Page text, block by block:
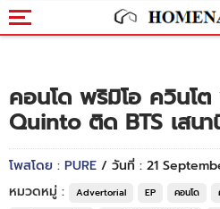
คอนโด พริมิโอ ควินโ
Quinto ติด BTS เสน
โพสโดย : PURE / วันที่ : 21
หมวดหมู่ :
Advertorial EP คอนโด